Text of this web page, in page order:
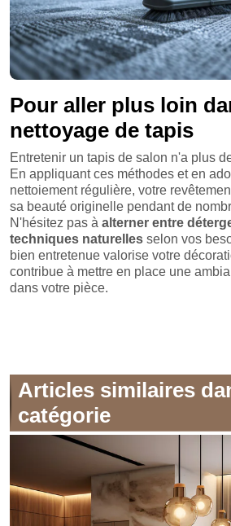
Pour aller plus loin
nettoyage de tapis
Entretenir un tapis de salon n'a plus
En appliquant ces méthodes et en
nettoiement régulière, votre
sa beauté originelle pendant de
N'hésitez pas à alterner entre
techniques naturelles selon vos
bien entretenue valorise votre
contribue à mettre en place une
dans votre pièce.
Articles similaires
catégorie